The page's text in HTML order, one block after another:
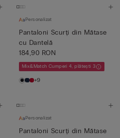
Personalizat
Pantaloni Scurți din Mătase
cu Dantelă
184,90 RON
Mix&Match Cumperi 4, plătești 3
+9
Personalizat
Pantaloni Scurți din Mătase